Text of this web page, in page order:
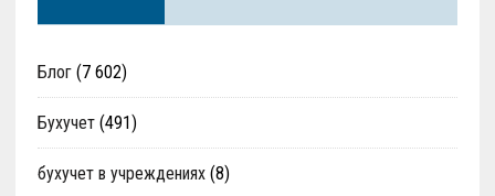
Блог(7 602)
Бухучет(491)
бухучет в учреждениях(8)